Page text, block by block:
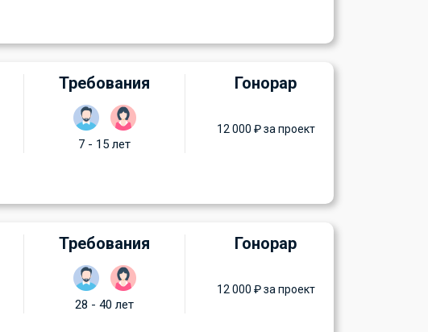
Требования
7 - 15 лет
Гонорар
12 000 ₽ за проект
Требования
28 - 40 лет
Гонорар
12 000 ₽ за проект